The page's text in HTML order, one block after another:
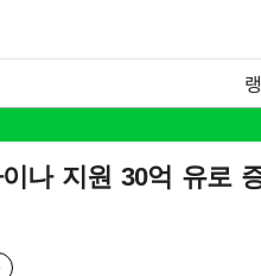
나 지원 30억 유로